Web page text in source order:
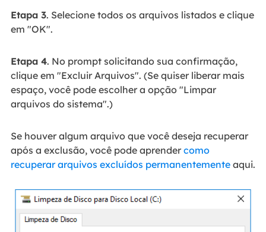
Etapa 3. Selecione todos os arquivos listados e clique
em "OK".
Etapa 4. No prompt solicitando sua confirmação,
clique em "Excluir Arquivos". (Se quiser liberar mais
espaço, você pode escolher a opção "Limpar
arquivos do sistema".)
Se houver algum arquivo que você deseja recuperar
após a exclusão, você pode aprender como
recuperar arquivos excluídos permanentementeaqui.